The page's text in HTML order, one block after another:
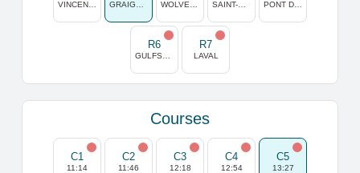
R6 R7
LAVAL
Courses
C1
11:14
C2
11:46
C3
12:18
C4
12:54
C5
13:27